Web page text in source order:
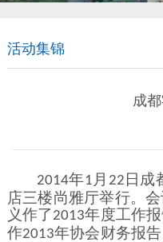
活动集锦
成
2014年1 月 22 日成
店三楼尚雅厅举行。
义作了 2013年度工作
作2013年协会财务报